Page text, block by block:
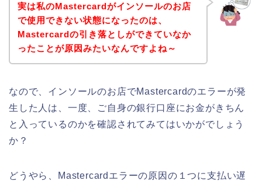
実は私のMastercardがインソールのお店
で使用できない状態になったのは、
Mastercardの引き落としができていなか
ったことが原因みたいなんですよね～
なので、インソールのお店でMastercardのエラーが発
生した人は、一度、ご自身の銀行口座にお金がきちん
と入っているのかを確認されてみてはいかがでしょう
か？
どうやら、Mastercardエラーの原因の１つに支払い遅